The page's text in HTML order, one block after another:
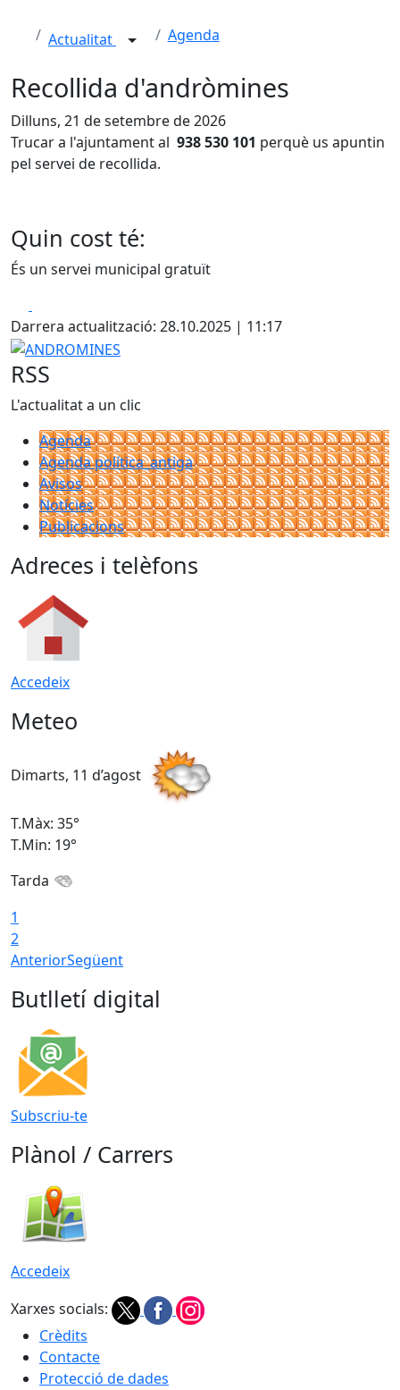
Actualitat Agenda
Recollida d'andròmines
Dilluns, 21 de setembre de 2026
Trucar a l'ajuntament al 938 530 101 perquè us apuntin
pel servei de recollida.
Quin cost té:
És un servei municipal gratuït
Darrera actualització: 28.10.2025 | 11:17
ANDROMINES
RSS
L'actualitat a un clic
Agenda
Agenda política_antiga
Avisos
Notícies
Publicacions
Adreces i telèfons
Accedeix
Meteo
Dimarts, 11 d’agost
T.Màx: 35°
T.Min: 19°
Tarda
1
2
AnteriorSegüent
Butlletí digital
Subscriu-te
Plànol / Carrers
Accedeix
Xarxes socials:
Crèdits
Contacte
Protecció de dades